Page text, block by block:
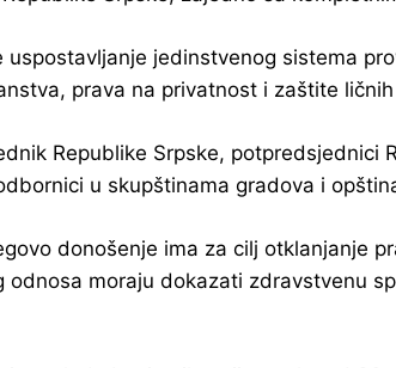
jedinstvenog sistema
prava na privatnost i zaštite
Republike Srpske,
u skupštinama gradova i
donošenje ima za cilj otklanjanje
moraju dokazati zdravstvenu